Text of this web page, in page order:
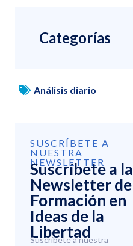
Categorías
Análisis diario
SUSCRÍBETE A
NUESTRA
NEWSLETTER
Suscríbete a la
Newsletter de
Formación en
Ideas de la
Libertad
Suscríbete a nuestra